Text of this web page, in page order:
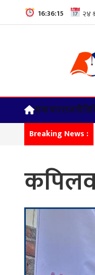
16:36:16
समाचारराजनीति
Breaking News :